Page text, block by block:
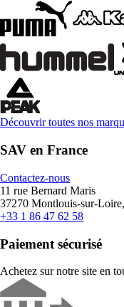
Découvrir toutes nos
SAV en France
Contactez-nous
11 rue Bernard Maris
37270 Montlouis-sur-
+33 1 86 47 62 58
Paiement sécurisé
Achetez sur notre site en